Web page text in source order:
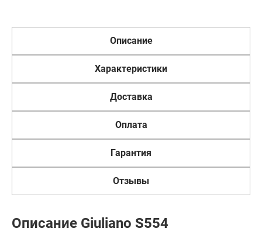
Описание
Характеристики
Доставка
Оплата
Гарантия
Отзывы
Описание Giuliano S554